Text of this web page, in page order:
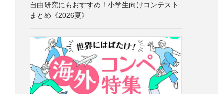
自由研究にもおすすめ！小学生向けコンテスト
まとめ《2026夏》